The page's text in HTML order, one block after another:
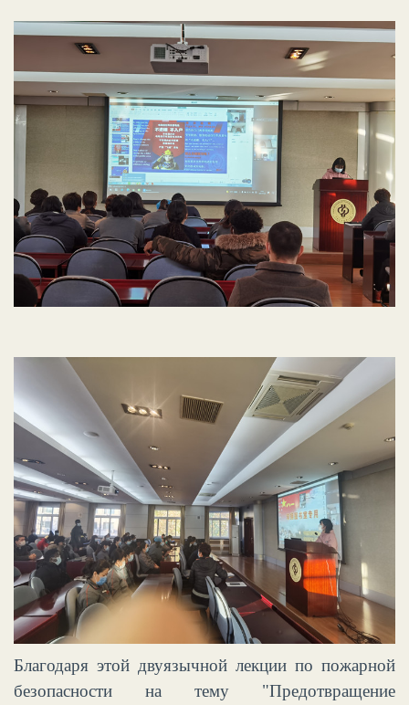
Благодаря этой двуязычной лекции по пожарной
безопасности на тему "Предотвращение